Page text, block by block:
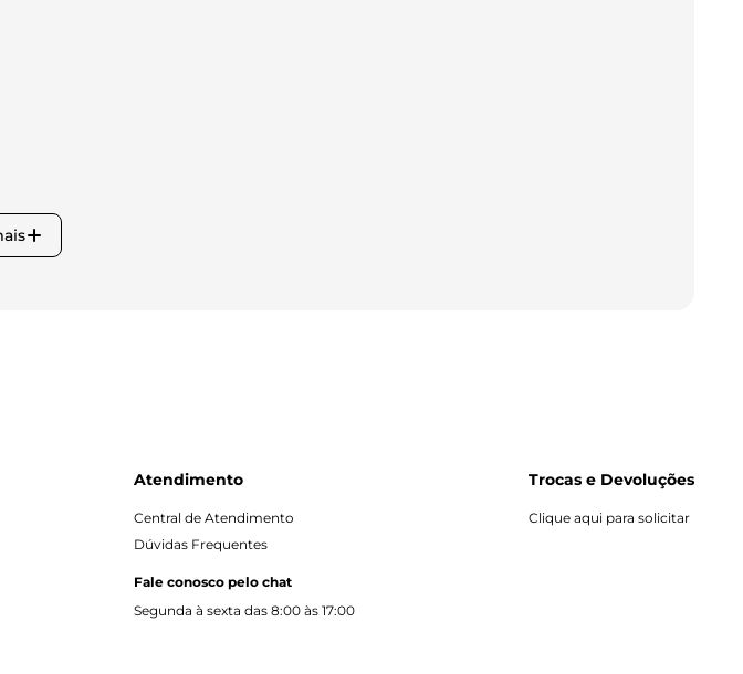
Atendimento
Central de Atendimento
Dúvidas Frequentes
Fale conosco pelo chat
Segunda à sexta das 8:00 às 17:00
Trocas e Devoluções
Clique aqui para solicitar